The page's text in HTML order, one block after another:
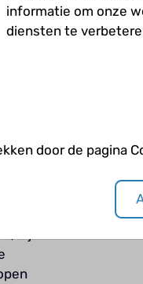
Bij
bij
informatie om onze
diensten te
door de pagina